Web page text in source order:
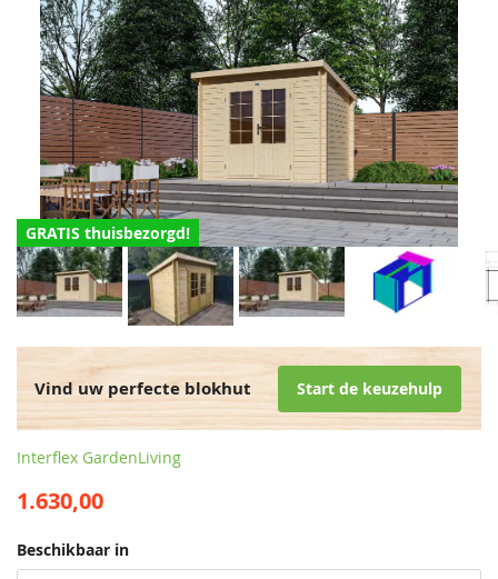
GRATIS thuisbezorgd!
Vind uw perfecte blokhut Start de keuzehulp
Interflex GardenLiving
1.630,00
Beschikbaar in